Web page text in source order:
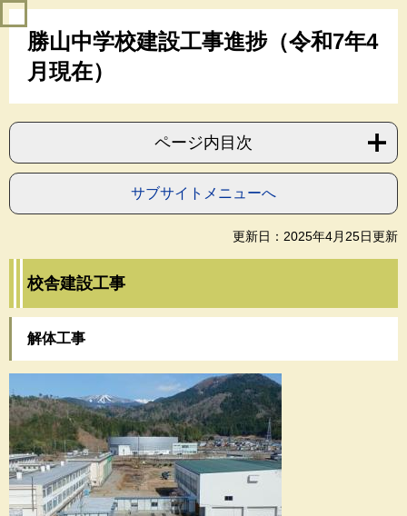
勝山中学校建設工事進捗（令和7年4
月現在）
ページ内目次
サブサイトメニューへ
更新日：2025年4月25日更新
校舎建設工事
解体工事